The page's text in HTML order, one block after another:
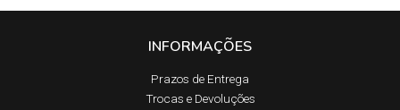
INFORMAÇÕES
Prazos de Entrega​
Trocas e Devoluções​